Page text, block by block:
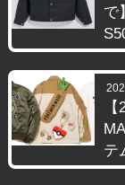
で
テ